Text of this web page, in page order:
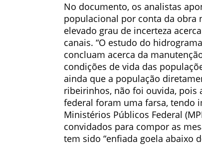
No documento, os analistas
populacional por conta da obra
elevado grau de incerteza
canais. “O estudo do
concluam acerca da
condições de vida das
ainda que a população
ribeirinhos, não foi ouvida, pois
federal foram uma farsa, tendo
Ministérios Públicos Federal
convidados para compor as
tem sido “enfiada goela abaixo